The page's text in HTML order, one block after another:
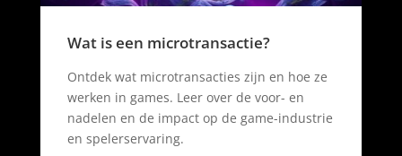
zijn en hoe ze
de voor- en
de game-industrie
Wat is een free roam game?
Ontdek wat een free roam game
deze games je vrijheid geven
werelden te verkennen. Leer